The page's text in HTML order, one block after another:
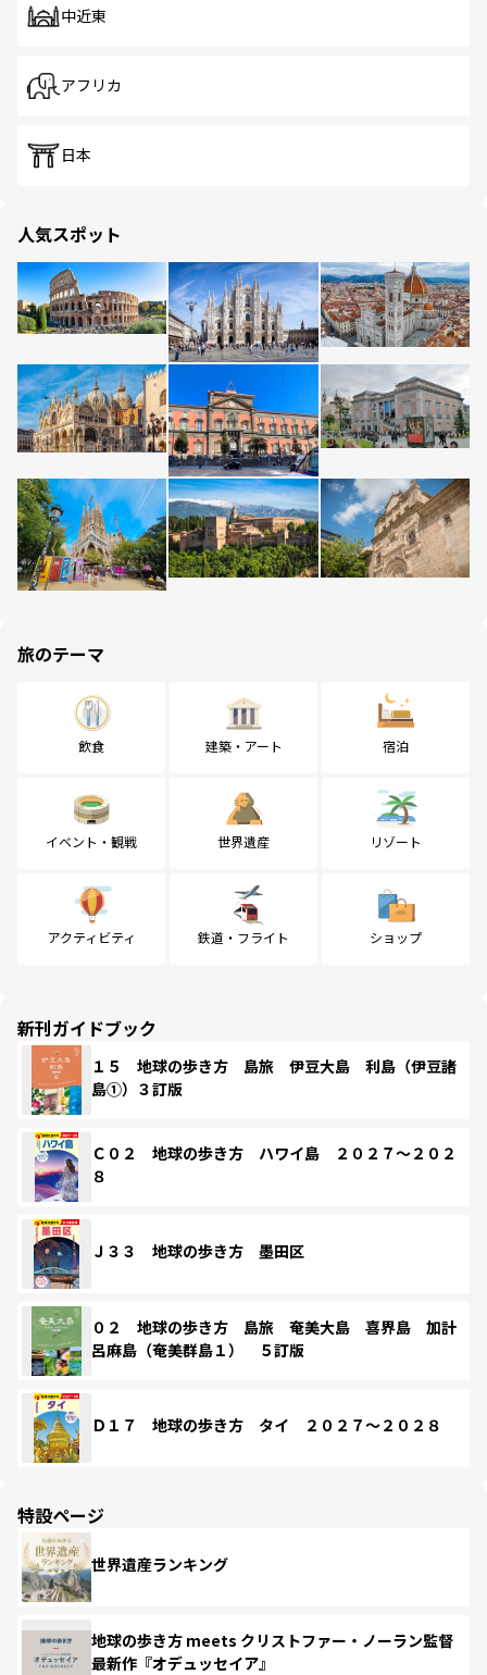
中近東
アフリカ
日本
人気スポット
旅のテーマ
飲食 建築・アート 宿泊
イベント・観戦 世界遺産 リゾート
アクティビティ 鉄道・フライト ショップ
新刊ガイドブック
１５ 地球の歩き方 島旅 伊豆大島 利島（伊豆諸
島①）３訂版
Ｃ０２ 地球の歩き方 ハワイ島 ２０２７～２０２
８
Ｊ３３ 地球の歩き方 墨田区
０２ 地球の歩き方 島旅 奄美大島 喜界島 加計
呂麻島（奄美群島１） ５訂版
Ｄ１７ 地球の歩き方 タイ ２０２７～２０２８
特設ページ
世界遺産ランキング
地球の歩き方 meets クリストファー・ノーラン監督
最新作『オデュッセイア』